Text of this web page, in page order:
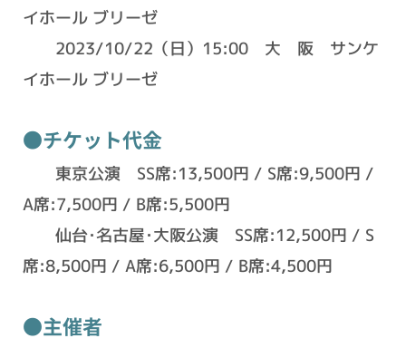
イホール ブリーゼ
2023/10/22（日）15:00 大 阪 サンケ
イホール ブリーゼ
●チケット代金
東京公演 SS席:13,500円 / S席:9,500円 /
A席:7,500円 / B席:5,500円
仙台･名古屋･大阪公演 SS席:12,500円 / S
席:8,500円 / A席:6,500円 / B席:4,500円
●主催者